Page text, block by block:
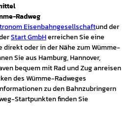
Radweg
Eisenbahngesellschaftund der
Start GmbHerreichen Sie eine
direkt oder in der Nähe zum Wümme-
Sie aus Hamburg, Hannover,
bequem mit Rad und Zug anreisen
des Wümme-Radweges
zu den Bahnzubringern
Startpunkten finden Sie